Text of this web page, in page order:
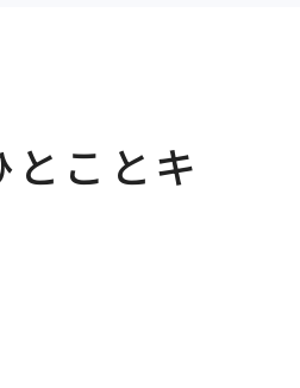
ことキ